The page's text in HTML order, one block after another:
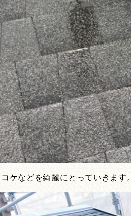
ケなどを綺麗にとっていきます。